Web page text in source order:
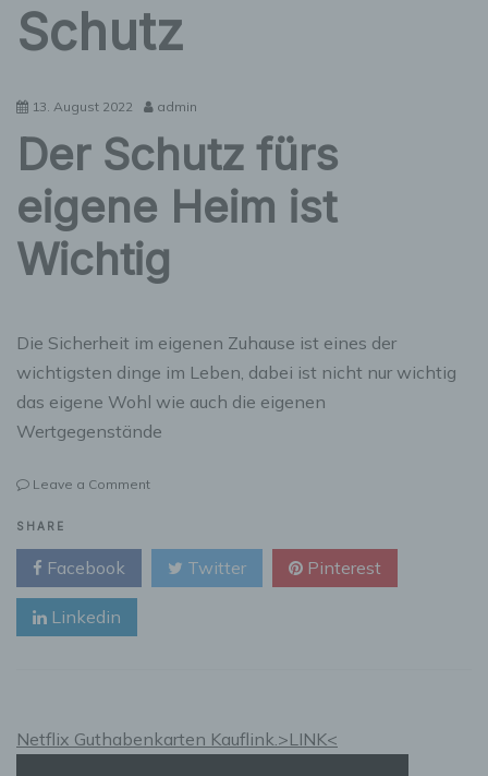
Schutz
13. August 2022 admin
Der Schutz fürs
eigene Heim ist
Wichtig
Die Sicherheit im eigenen Zuhause ist eines der
wichtigsten dinge im Leben, dabei ist nicht nur wichtig
das eigene Wohl wie auch die eigenen
Wertgegenstände
Leave a Commenton
fürs
eigene
Heim
SHARE
Facebook Twitter Pinterest
Linkedin
Netflix Guthabenkarten Kauflink.>LINK<